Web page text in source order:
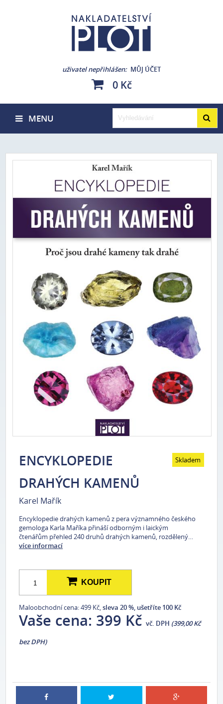
uživatel nepřihlášen MŮJ ÚČET
0 Kč
MENU
Skladem
ENCYKLOPEDIE
DRAHÝCH KAMENŮ
Karel Mařík
Encyklopedie drahých kamenů z pera významného českého
gemologa Karla Maříka přináší odborným i laickým
čtenářům přehled 240 druhů drahých kamenů, rozdělený…
více informací
KOUPIT
Maloobchodní cena: 499 Kč,sleva 20 %, ušetříte 100 Kč
Vaše cena: 399 Kč vč. DPH (399,00 Kč
bez DPH)